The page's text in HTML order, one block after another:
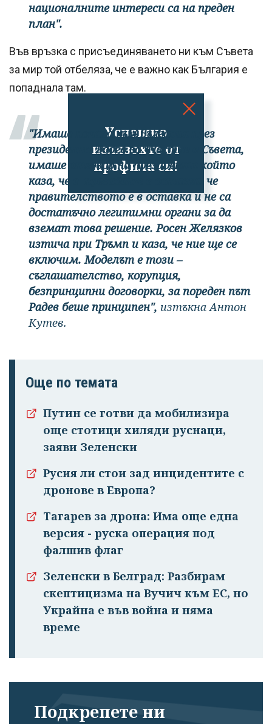
Успешно
излязохте от
профила си!
националните интереси са на преден
план".
Във връзка с присъединяването ни към Съвета
за мир той отбеляза, че е важно как България е
попаднала там.
"Имаше покана към България през
президента Радев за участие в Съвета,
имаше отговор на президента който
каза, че е президент в оставка, че
правителството е в оставка и не са
достатъчно легитимни органи за да
вземат това решение. Росен Желязков
изтича при Тръмп и каза, че ние ще се
включим. Моделът е този –
съглашателство, корупция,
безпринципни договорки, за пореден път
Радев беше принципен", изтъкна Антон
Кутев.
Още по темата
Путин се готви да мобилизира
още стотици хиляди руснаци,
заяви Зеленски
Русия ли стои зад инцидентите с
дронове в Европа?
Тагарев за дрона: Има още една
версия - руска операция под
фалшив флаг
Зеленски в Белград: Разбирам
скептицизма на Вучич към ЕС, но
Украйна е във война и няма
време
Подкрепете ни